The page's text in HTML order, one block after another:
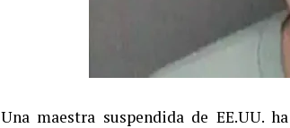
Una maestra suspendida de EE.UU.